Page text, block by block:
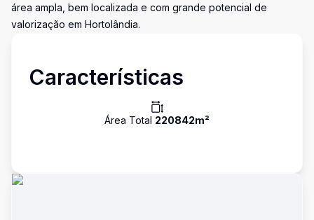
área ampla, bem localizada e com grande potencial de
valorização em Hortolândia.
Características
Área Total 220842m²